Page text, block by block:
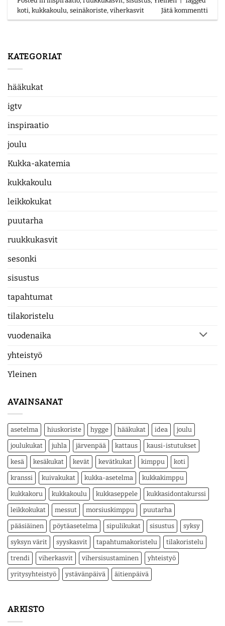
KATEGORIAT
hääkukat
igtv
inspiraatio
joulu
Kukka-akatemia
kukkakoulu
leikkokukat
puutarha
ruukkukasvit
sesonki
sisustus
tapahtumat
tilakoristelu
vuodenaika
yhteistyö
Yleinen
AVAINSANAT
asetelma hiuskoriste hygge hääkukat idea joulu
joulukukat juhla järvenpää kattaus kausi-istutukset
kesä kesäkukat kevät kevätkukat kimppu koti
kranssi kuivakukat kukka-asetelma kukkakimppu
kukkakoru kukkakoulu kukkaseppele kukkasidontakurssi
leikkokukat messut morsiuskimppu puutarha
pääsiäinen pöytäasetelma sipulikukat sisustus syksy
syksyn värit syyskasvit tapahtumakoristelu tilakoristelu
trendi viherkasvit vihersisustaminen yhteistyö
yritysyhteistyö ystävänpäivä äitienpäivä
ARKISTO
koti,kukkakoulu,seinäkoriste,viherkasvit Jätä kommentti